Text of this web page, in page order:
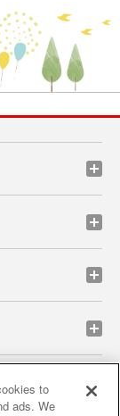
to
ads. We